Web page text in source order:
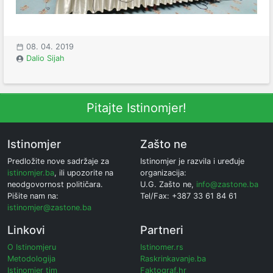
08. 04. 2019
Dalio Sijah
Pitajte Istinomjer!
Istinomjer
Predložite nove sadržaje za
istinomjer.ba, ili upozorite na
neodgovornost političara.
Pišite nam na:
istinomjer@zastone.ba
Zašto ne
Istinomjer je razvila i uređuje
organizacija:
U.G. Zašto ne, info@zastone.ba
Tel/Fax: +387 33 61 84 61
Linkovi
O Istinomjeru
Metodologija
Istinomjer tim
Partneri
Istinomer.rs
Raskrinkavanje.ba
Faktograf.hr